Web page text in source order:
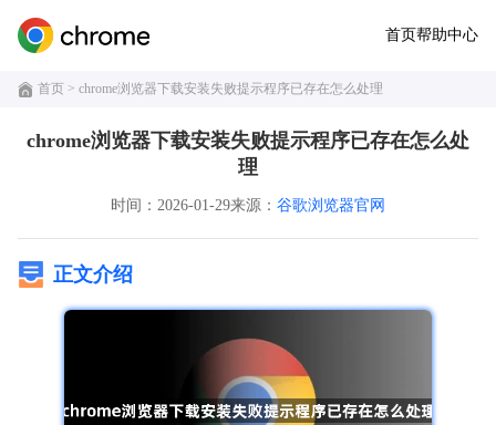
首页帮助中心
首页 > chrome浏览器下载安装失败提示程序已存在怎么处理
chrome浏览器下载安装失败提示程序已存在怎么处
理
时间：2026-01-29来源： 谷歌浏览器官网
正文介绍